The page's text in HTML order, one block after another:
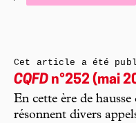
Cet article a été
CQFD n°252 (mai
En cette ère de
résonnent divers